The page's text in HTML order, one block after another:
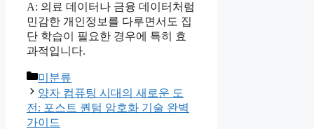
A: 의료 데이터나 금융 데이터처럼
민감한 개인정보를 다루면서도 집
단 학습이 필요한 경우에 특히 효
과적입니다.
Categories
미분류
양자 컴퓨팅 시대의 새로운 도
전: 포스트 퀀텀 암호화 기술 완벽
가이드